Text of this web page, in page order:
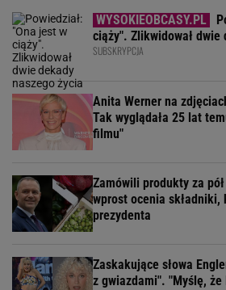
ciąży". Zlikwidował dwie
SUBSKRYPCJA
Anita Werner na
Tak wyglądała 25 lat
filmu"
Zamówili produkty za
wprost ocenia
prezydenta
Zaskakujące słowa
z gwiazdami". "Myślę,